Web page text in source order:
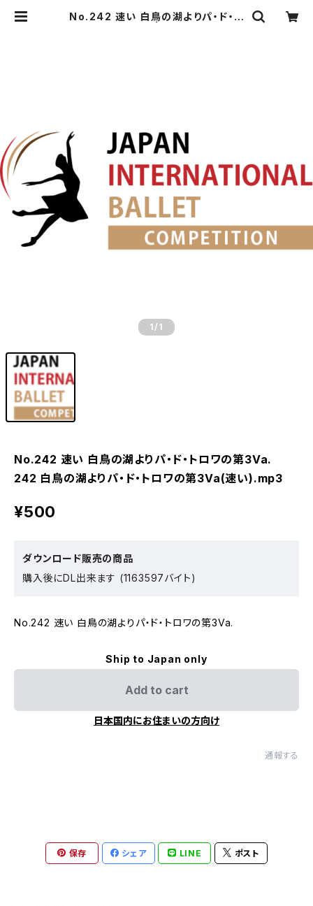
No.242 速い 白鳥の湖よりパ・ド・ト
1 /1
No.242 速い 白鳥の湖よりパ・ド・トロワの第3Va.
242 白鳥の湖よりパ・ド・トロワの第3Va(速い).mp3
¥500
ダウンロード販売の商品
購入後にDL出来ます (1163597バイト)
No.242 速い 白鳥の湖よりパ・ド・トロワの第3Va.
Ship to Japan only
Add to cart
日本国内にお住まいの方向け
通報する
保存 シェア LINE ポスト